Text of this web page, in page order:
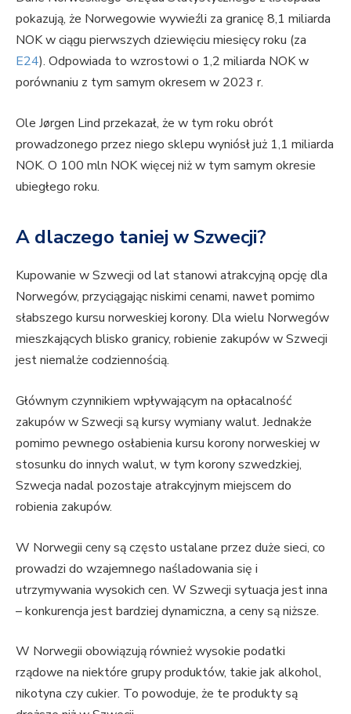
pokazują, że Norwegowie wywieźli za granicę 8,1 miliarda
NOK w ciągu pierwszych dziewięciu miesięcy roku (za
E24). Odpowiada to wzrostowi o 1,2 miliarda NOK w
porównaniu z tym samym okresem w 2023 r.
Ole Jørgen Lind przekazał, że w tym roku obrót
prowadzonego przez niego sklepu wyniósł już 1,1 miliarda
NOK. O 100 mln NOK więcej niż w tym samym okresie
ubiegłego roku.
A dlaczego taniej w Szwecji?
Kupowanie w Szwecji od lat stanowi atrakcyjną opcję dla
Norwegów, przyciągając niskimi cenami, nawet pomimo
słabszego kursu norweskiej korony. Dla wielu Norwegów
mieszkających blisko granicy, robienie zakupów w Szwecji
jest niemalże codziennością.
Głównym czynnikiem wpływającym na opłacalność
zakupów w Szwecji są kursy wymiany walut. Jednakże
pomimo pewnego osłabienia kursu korony norweskiej w
stosunku do innych walut, w tym korony szwedzkiej,
Szwecja nadal pozostaje atrakcyjnym miejscem do
robienia zakupów.
W Norwegii ceny są często ustalane przez duże sieci, co
prowadzi do wzajemnego naśladowania się i
utrzymywania wysokich cen. W Szwecji sytuacja jest inna
– konkurencja jest bardziej dynamiczna, a ceny są niższe.
W Norwegii obowiązują również wysokie podatki
rządowe na niektóre grupy produktów, takie jak alkohol,
nikotyna czy cukier. To powoduje, że te produkty są